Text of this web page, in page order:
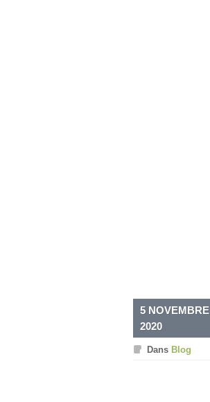
5 NOVEMBRE
2020
Dans Blog